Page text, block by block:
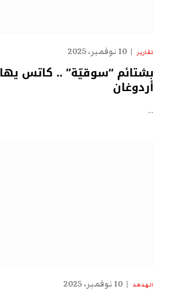
تقارير 10 نوفمبر، 2025
بشتائم “سوقيّة” .. كاتس
أردوغان
…
الهدهد 10 نوفمبر، 2025